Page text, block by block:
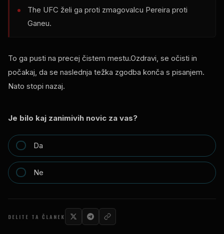
The UFC želi ga proti zmagovalcu Pereira proti
Ganeu.
To ga pusti na precej čistem mestu.Ozdravi, se očisti in
počakaj, da se naslednja težka zgodba konča s pisanjem.
Nato stopi nazaj.
Je bilo kaj zanimivih novic za vas?
Da
Ne
DELITE TA ČLANEK